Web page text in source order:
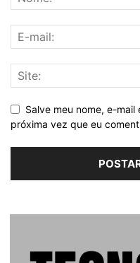
Salve meu nome, e-
próxima vez que eu